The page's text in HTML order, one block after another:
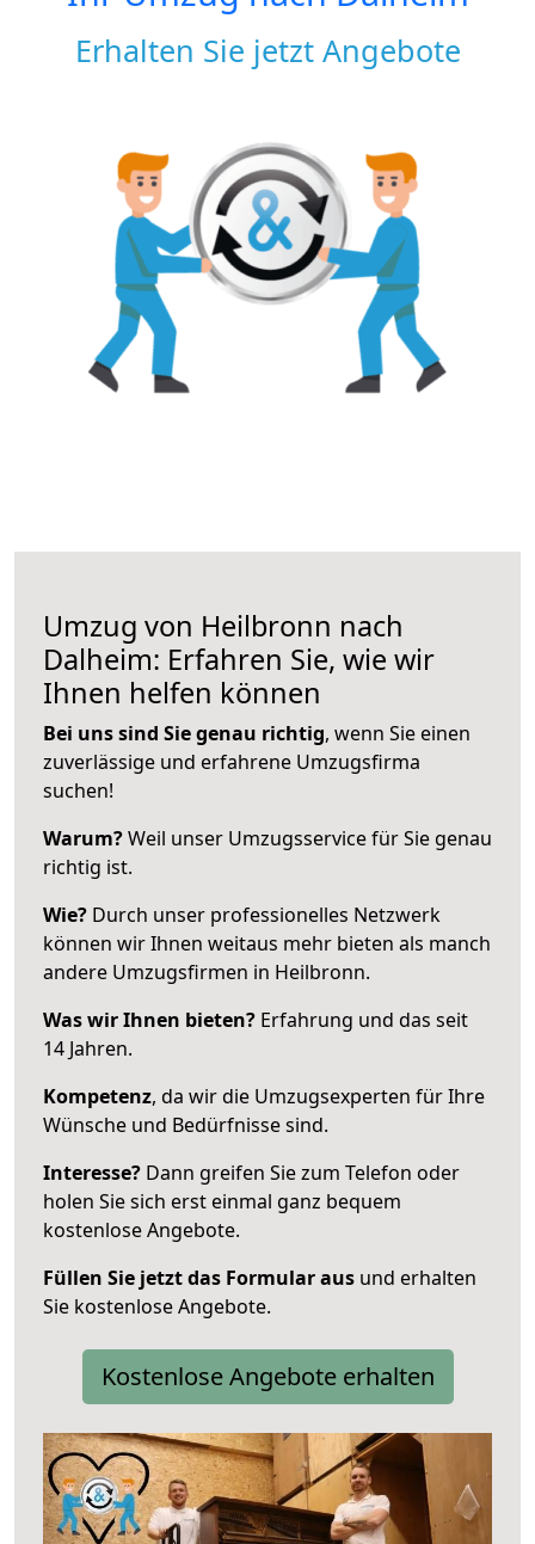
Erhalten Sie jetzt Angebote
Umzug von Heilbronn nach
Dalheim: Erfahren Sie, wie wir
Ihnen helfen können
Bei uns sind Sie genau richtig, wenn Sie einen
zuverlässige und erfahrene Umzugsfirma
suchen!
Warum?Weil unser Umzugsservice für Sie genau
richtig ist.
Wie? Durch unser professionelles Netzwerk
können wir Ihnen weitaus mehr bieten als manch
andere Umzugsfirmen in Heilbronn.
Was wir Ihnen bieten? Erfahrung und das seit
14 Jahren.
Kompetenz, da wir die Umzugsexperten für Ihre
Wünsche und Bedürfnisse sind.
Interesse? Dann greifen Sie zum Telefon oder
holen Sie sich erst einmal ganz bequem
kostenlose Angebote.
Füllen Sie jetzt das Formular aus und erhalten
Sie kostenlose Angebote.
Kostenlose Angebote erhalten